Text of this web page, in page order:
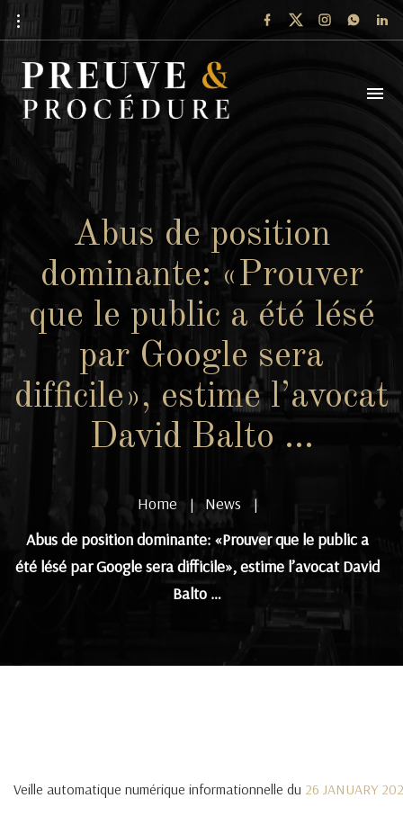
Abus de position
dominante: «Prouver
que le public a été lésé
par Google sera
difficile», estime l’avocat
David Balto …
Home |News |
Abus de position dominante: «Prouver que le public a
été lésé par Google sera difficile», estime l’avocat David
Balto …
Veille automatique numérique informationnelle du 26 JANUARY